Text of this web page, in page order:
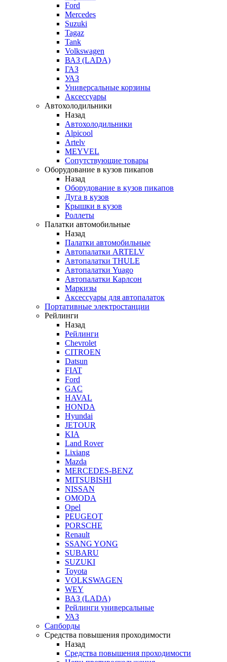
Ford
Mercedes
Suzuki
Tagaz
Tank
Volkswagen
ВАЗ (LADA)
ГАЗ
УАЗ
Универсальные корзины
Аксессуары
Автохолодильники
Назад
Автохолодильники
Alpicool
Artelv
MEYVEL
Сопутствующие товары
Оборудование в кузов пикапов
Назад
Оборудование в кузов пикапов
Дуга в кузов
Крышки в кузов
Роллеты
Палатки автомобильные
Назад
Палатки автомобильные
Автопалатки ARTELV
Автопалатки THULE
Автопалатки Yuago
Автопалатки Карлсон
Маркизы
Аксессуары для автопалаток
Портативные электростанции
Рейлинги
Назад
Рейлинги
Chevrolet
CITROEN
Datsun
FIAT
Ford
GAC
HAVAL
HONDA
Hyundai
JETOUR
KIA
Land Rover
Lixiang
Mazda
MERCEDES-BENZ
MITSUBISHI
NISSAN
OMODA
Opel
PEUGEOT
PORSCHE
Renault
SSANG YONG
SUBARU
SUZUKI
Toyota
VOLKSWAGEN
WEY
ВАЗ (LADA)
Рейлинги универсальные
УАЗ
Сапборды
Средства повышения проходимости
Назад
Средства повышения проходимости